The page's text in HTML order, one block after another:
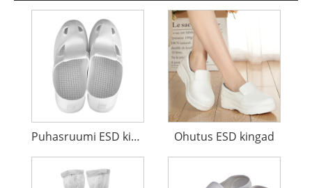
Puhasruumi ESD kingad Ohutus ESD kingad